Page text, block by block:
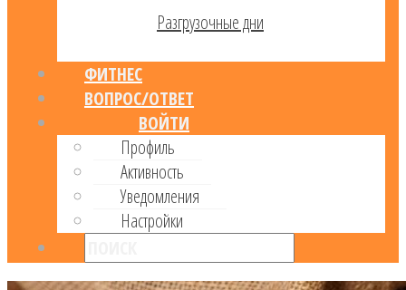
Разгрузочные дни
ФИТНЕС
ВОПРОС/ОТВЕТ
ВОЙТИ
Профиль
Активность
Уведомления
Настройки